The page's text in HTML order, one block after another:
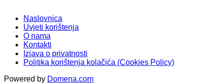
Naslovnica
Uvjeti korištenja
O nama
Kontakti
Izjava o privatnosti
Politika korištenja kolačića (Cookies Policy)
Powered by Domena.com